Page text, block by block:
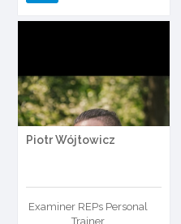
Piotr Wójtowicz
Examiner REPs Personal
Trainer